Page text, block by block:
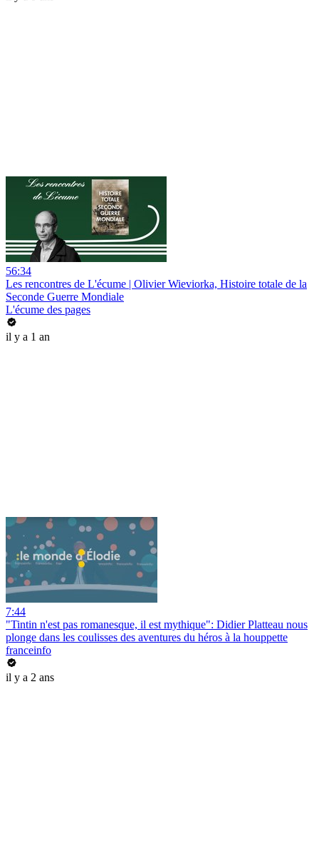
56:34
Les rencontres de L'écume | Olivier Wieviorka, Histoire totale de la
Seconde Guerre Mondiale
L'écume des pages
il y a 1 an
7:44
"Tintin n'est pas romanesque, il est mythique": Didier Platteau nous
plonge dans les coulisses des aventures du héros à la houppette
franceinfo
il y a 2 ans